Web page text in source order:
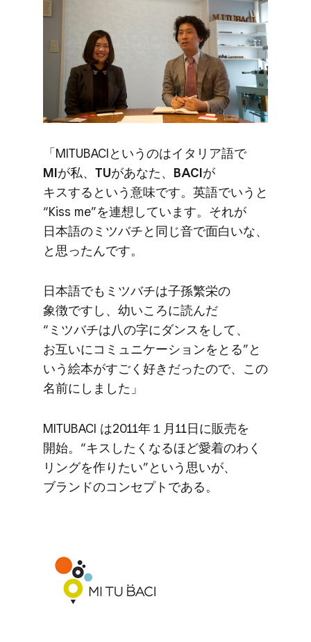
「MITUBACIと​いうのは​イタリア語で
MIが​私、 ​TUが​あなた、 ​BACIが​
キスすると​いう​意味です。​英語で​いうと​
“Kiss me”を​連想しています。​それが​
日本語の​ミツバチと​同じ音で​面白い​な、
と​思ったんです。
日本語でも​ミツバチは​子孫繁栄の​
象徴ですし、​幼いころに​読んだ​
“ミツバチは​八の​字に​ダンスを​して、​
お互いに​コミュニケーションを​とる”と​
いう​絵本が​すごく​好きだったので、​この​
名前に​しました」
MITUBACI は​2011年１月11日に​販売を​
開始。​“キスしたくなる​ほど​愛着の​わく​
リングを​作りたい”と​いう​思いが、​
ブランドの​コンセプトである。